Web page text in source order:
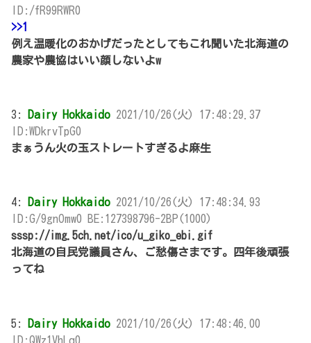
ID:/fR99RWR0
>>1
例え温暖化のおかげだったとしてもこれ聞いた北海道の
農家や農協はいい顔しないよw
3: Dairy Hokkaido 2021/10/26(火) 17:48:29.37
ID:WDkrvTpG0
まぁうん火の玉ストレートすぎるよ麻生
4: Dairy Hokkaido 2021/10/26(火) 17:48:34.93
ID:G/9gnOmw0 BE:127398796-2BP(1000)
sssp://img.5ch.net/ico/u_giko_ebi.gif
北海道の自民党議員さん、ご愁傷さまです。四年後頑張
ってね
5: Dairy Hokkaido 2021/10/26(火) 17:48:46.00
ID:QWz1VhLq0